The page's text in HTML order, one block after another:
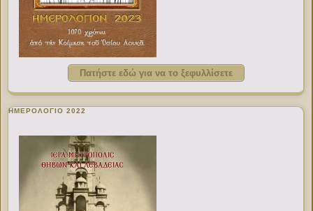
Πατήστε εδώ για να το ξεφυλλίσετε
ΗΜΕΡΟΛΟΓΙΟ 2022